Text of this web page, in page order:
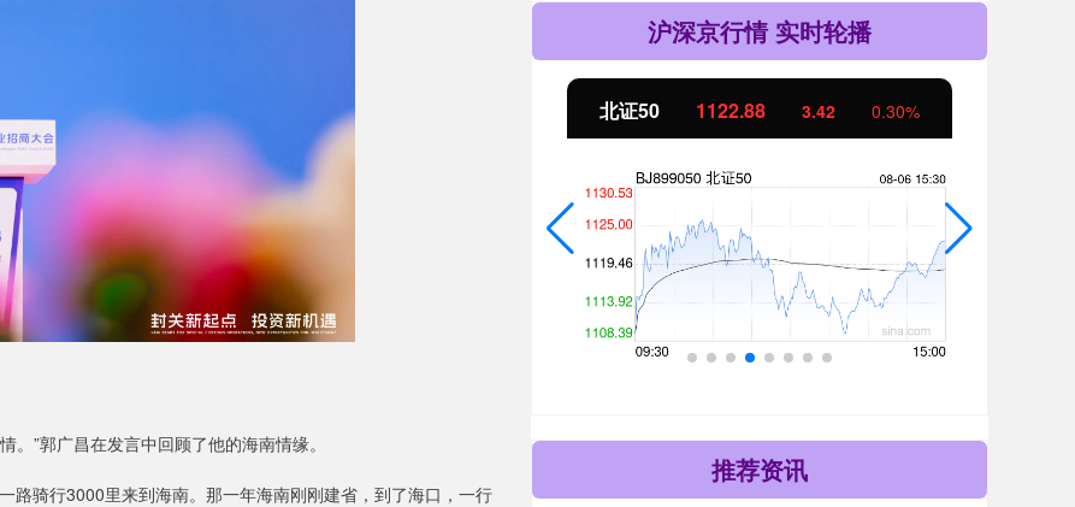
”郭广昌在发言中回顾了他的海南情缘。
路骑行3000里来到海南。那一年海南刚刚建省，到了海口，一行
沪深京行情 实时轮播
沪深300 -6.85 北证50 1122.88 3.42 0.30%
推荐资讯